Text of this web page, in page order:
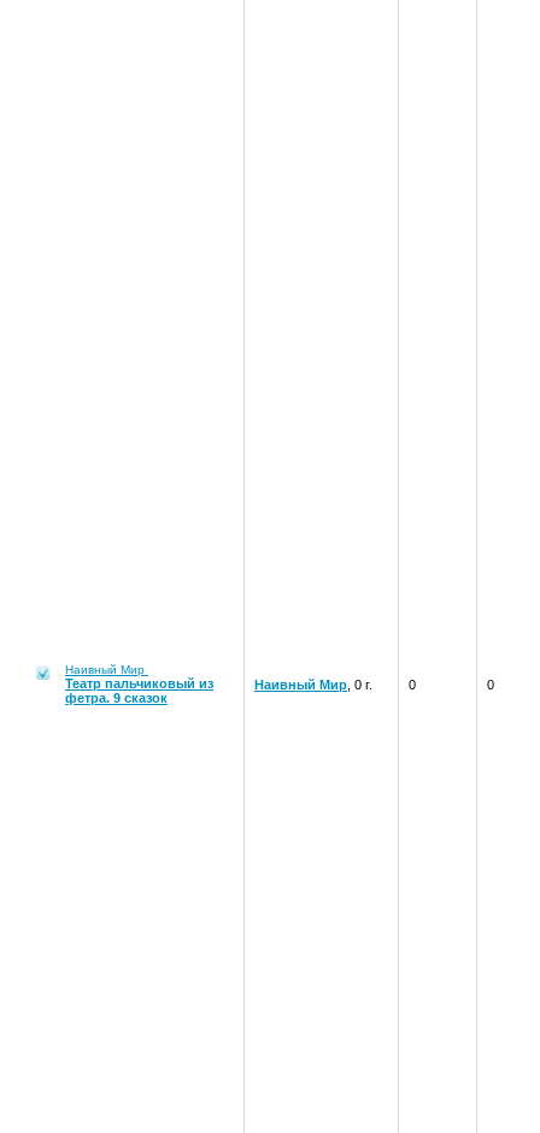
Наивный Мир
Театр пальчиковый из
фетра. 9 сказок
Наивный Мир , 0 г. 0 0